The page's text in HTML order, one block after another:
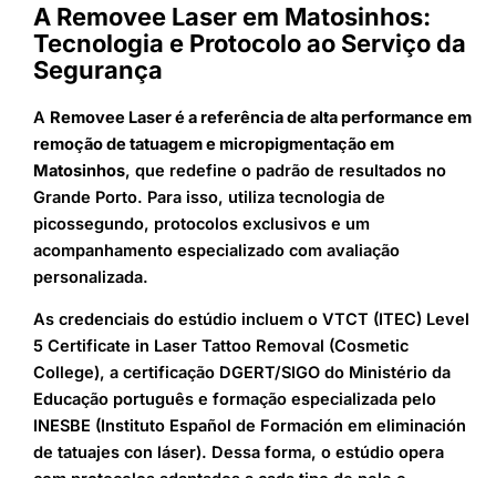
A Removee Laser em Matosinhos:
Tecnologia e Protocolo ao Serviço da
Segurança
A Removee Laser é a referência de alta performance em
remoção de tatuagem e micropigmentação em
Matosinhos, que redefine o padrão de resultados no
Grande Porto. Para isso, utiliza tecnologia de
picossegundo, protocolos exclusivos e um
acompanhamento especializado com avaliação
personalizada.
As credenciais do estúdio incluem o VTCT (ITEC) Level
5 Certificate in Laser Tattoo Removal (Cosmetic
College), a certificação DGERT/SIGO do Ministério da
Educação português e formação especializada pelo
INESBE (Instituto Español de Formación em eliminación
de tatuajes con láser). Dessa forma, o estúdio opera